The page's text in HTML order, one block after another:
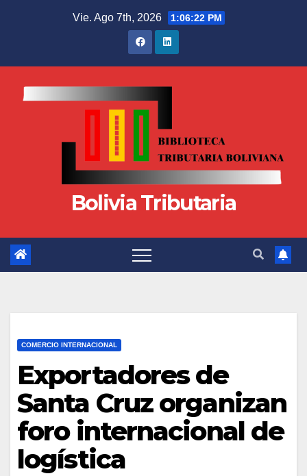
Vie. Ago 7th, 2026 1:06:23 PM
Bolivia Tributaria
COMERCIO INTERNACIONAL
Exportadores de
Santa Cruz organizan
foro internacional de
logística